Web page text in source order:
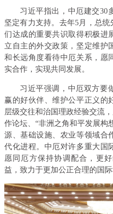
习近平指出，中厄建交30
坚定有力支持。去年5月，总
们达成的重要共识取得积极进
立自主的外交政策，坚定维护
和长远角度看待中厄关系，愿
实合作，实现共同发展。
习近平强调，中厄双方要
赢的好伙伴、维护公平正义的
层级交往和治国理政经验交流
作论坛、“非洲之角和平发展构
源、基础设施、农业等领域合
代化进程。中厄对许多重大国
愿同厄方保持协调配合，更
益，致力于更加公正合理的国际